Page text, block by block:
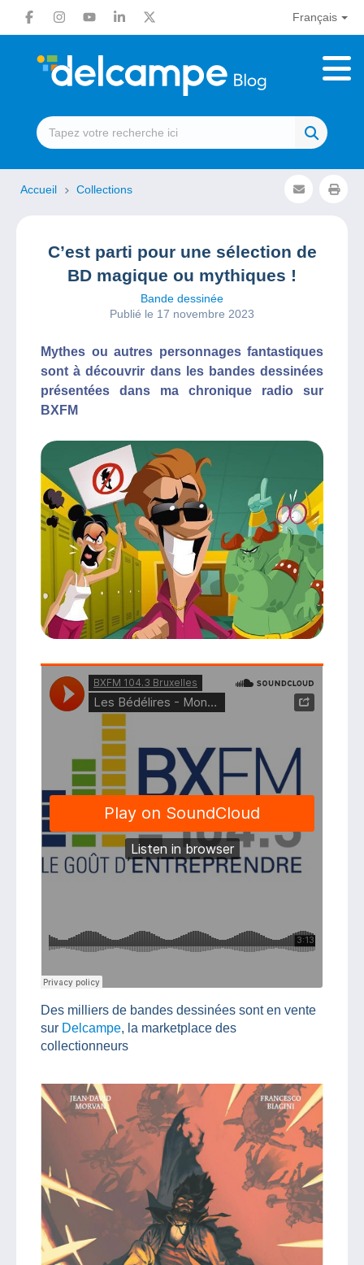
Français
Accueil Collections
C’est parti pour une sélection de
BD magique ou mythiques !
Bande dessinée
Publié le 17 novembre 2023
Mythes ou autres personnages fantastiques
sont à découvrir dans les bandes dessinées
présentées dans ma chronique radio sur
BXFM
Des milliers de bandes dessinées sont en vente
sur Delcampe, la marketplace des
collectionneurs